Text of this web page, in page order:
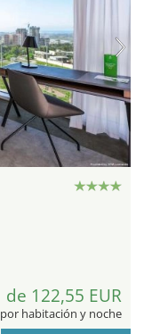
de 122,55 EUR
por habitación y noche